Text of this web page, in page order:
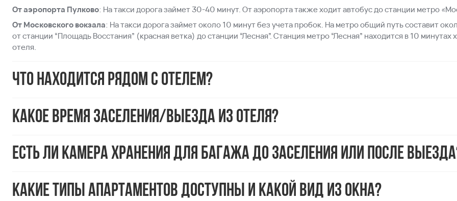
От аэропорта Пулково: На такси дорога займет 30-40 минут. От аэропорта также ходит автобус до станции метро
От Московского вокзала: На такси дорога займет около 10 минут без учета пробок. На метро общий путь составит
от станции “Площадь Восстания” (красная ветка) до станции “Лесная”. Станция метро “Лесная” находится в 10 минутах
отеля.
Что находится рядом с отелем?
Какое время заселения/выезда из отеля?
Есть ли камера хранения для багажа до заселения или после
Какие типы апартаментов доступны и какой вид из окна?